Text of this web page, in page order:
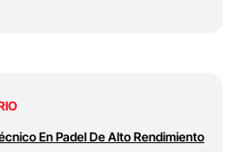
En Padel De Alto Rendimiento